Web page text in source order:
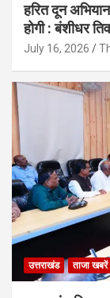
हरित दून
होगी : बंशीधर
July 16, 2026
उत्तराखंड ताजा खबरें